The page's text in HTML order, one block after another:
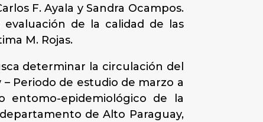
F. Ayala y Sandra Ocampos.
de la calidad de las
M. Rojas.
determinar la circulación del
Periodo de estudio de marzo a
entomo-epidemiológico de la
de Alto Paraguay,